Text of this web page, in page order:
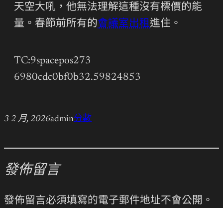
天空大吼，他無法理解這種沒有標價的能
量。春節前所有的會議室出租進住。
TC:9spacepos273
6980cdc0bf0b32.59824853
3 2 月, 2026admin分數
發佈留言
發佈留言必須填寫的電子郵件地址不會公開。